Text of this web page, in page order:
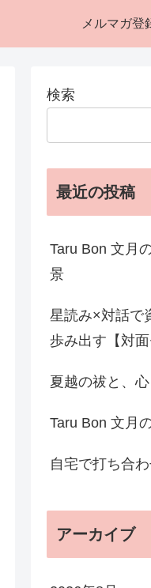
メルマガ登
検索
最近の投稿
Taru Bon 文月
景
星読み×対話で
歩み出す【対面
夏越の祓と、
Taru Bon 文月
自宅で打ち合わ
アーカイブ